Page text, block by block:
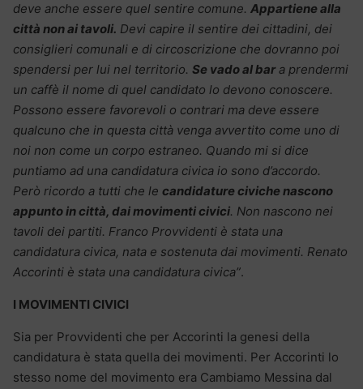
deve anche essere quel sentire comune. Appartiene alla
città non ai tavoli. Devi capire il sentire dei cittadini, dei
consiglieri comunali e di circoscrizione che dovranno poi
spendersi per lui nel territorio. Se vado al bara prendermi
un caffè il nome di quel candidato lo devono conoscere.
Possono essere favorevoli o contrari ma deve essere
qualcuno che in questa città venga avvertito come uno di
noi non come un corpo estraneo. Quando mi si dice
puntiamo ad una candidatura civica io sono d’accordo.
Però ricordo a tutti che le candidature civiche nascono
appunto in città, dai movimenti civici. Non nascono nei
tavoli dei partiti. Franco Provvidenti è stata una
candidatura civica, nata e sostenuta dai movimenti. Renato
Accorinti è stata una candidatura civica”.
I MOVIMENTI CIVICI
Sia per Provvidenti che per Accorinti la genesi della
candidatura è stata quella dei movimenti. Per Accorinti lo
stesso nome del movimento era Cambiamo Messina dal